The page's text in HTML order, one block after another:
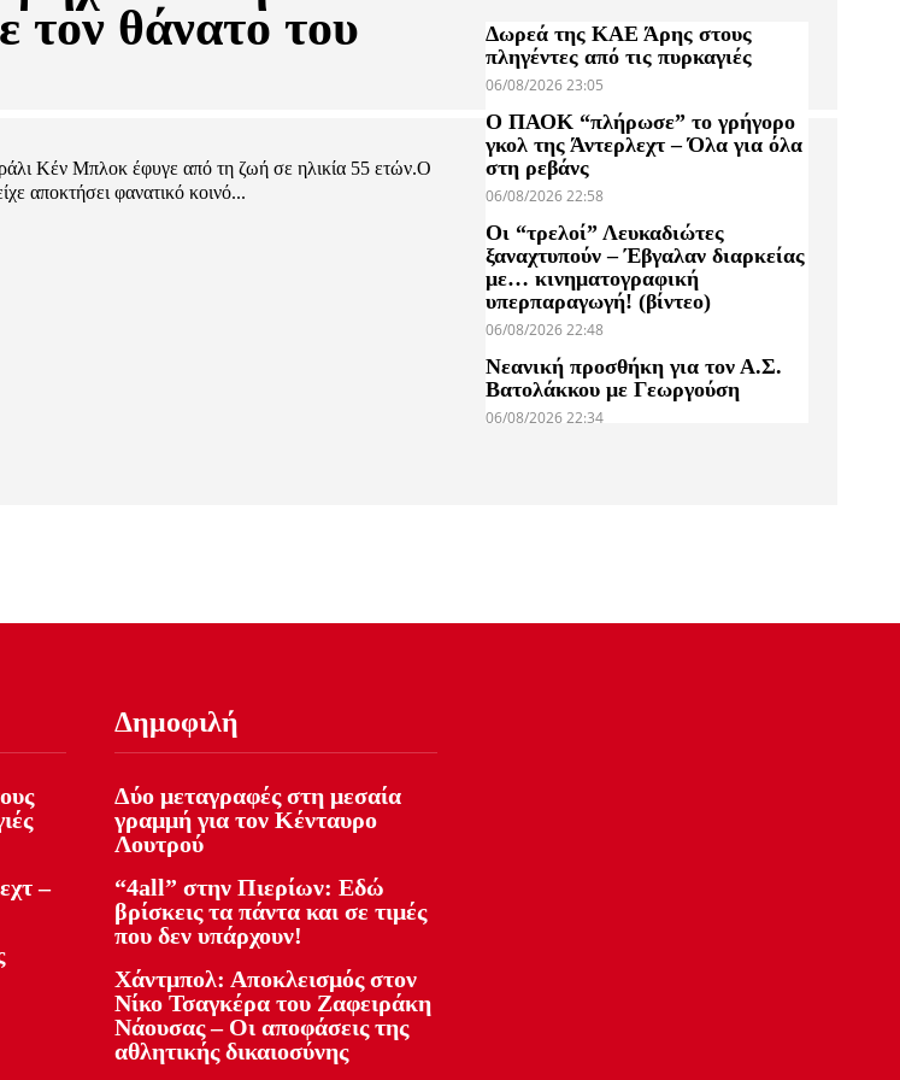
τον θάνατο του
Κέν Μπλοκ έφυγε από τη ζωή σε ηλικία 55 ετών.Ο
αποκτήσει φανατικό κοινό...
Δωρεά της ΚΑΕ Άρης στους
πληγέντες από τις πυρκαγιές
06/08/2026 23:05
Ο ΠΑΟΚ “πλήρωσε” το γρήγορο
γκολ της Άντερλεχτ – Όλα για όλα
στη ρεβάνς
06/08/2026 22:58
Οι “τρελοί” Λευκαδιώτες
ξαναχτυπούν – Έβγαλαν διαρκείας
με… κινηματογραφική
υπερπαραγωγή! (βίντεο)
06/08/2026 22:48
Νεανική προσθήκη για τον Α.Σ.
Βατολάκκου με Γεωργούση
06/08/2026 22:34
–
Δημοφιλή
Δύο μεταγραφές στη μεσαία
γραμμή για τον Κένταυρο
Λουτρού
“4all” στην Πιερίων: Εδώ
βρίσκεις τα πάντα και σε τιμές
που δεν υπάρχουν!
Χάντμπολ: Αποκλεισμός στον
Νίκο Τσαγκέρα του Ζαφειράκη
Νάουσας – Οι αποφάσεις της
αθλητικής δικαιοσύνης